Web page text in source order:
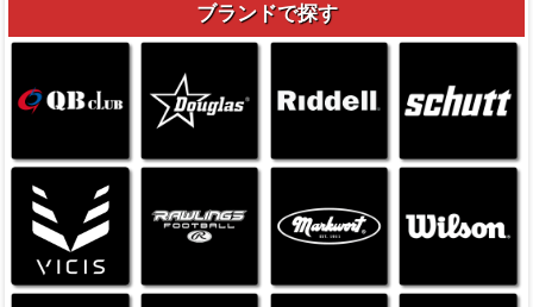
ブランドで探す